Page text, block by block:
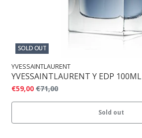
SOLD OUT
YVESSAINTLAURENT
YVESSAINTLAURENT Y EDP 100ML
€59,00 €71,00
Sold out